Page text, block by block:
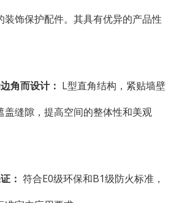
装饰保护配件。其具有优异的产品性
角而设计： L型直角结构，紧贴墙壁
盖缝隙，提高空间的整体性和美观
： 符合E0级环保和B1级防火标准，